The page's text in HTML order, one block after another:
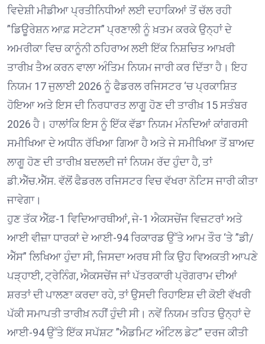
ਵਿਦੇਸ਼ੀ ਮੀਡੀਆ ਪ੍ਰਤੀਨਿਧੀਆਂ ਲਈ ਦਹਾਕਿਆਂ ਤੋਂ ਚੱਲ ਰਹੀ
”ਡਿਊਰੇਸ਼ਨ ਆਫ਼ ਸਟੇਟਸ” ਪ੍ਰਣਾਲੀ ਨੂੰ ਖ਼ਤਮ ਕਰਕੇ ਉਨ੍ਹਾਂ ਦੇ
ਅਮਰੀਕਾ ਵਿਚ ਕਾਨੂੰਨੀ ਠਹਿਰਾਅ ਲਈ ਇੱਕ ਨਿਸ਼ਚਿਤ ਆਖ਼ਰੀ
ਤਾਰੀਖ਼ ਤੈਅ ਕਰਨ ਵਾਲਾ ਅੰਤਿਮ ਨਿਯਮ ਜਾਰੀ ਕਰ ਦਿੱਤਾ ਹੈ। ਇਹ
ਨਿਯਮ 17 ਜੁਲਾਈ 2026 ਨੂੰ ਫੈਡਰਲ ਰਜਿਸਟਰ ‘ਚ ਪ੍ਰਕਾਸ਼ਿਤ
ਹੋਇਆ ਅਤੇ ਇਸ ਦੀ ਨਿਰਧਾਰਤ ਲਾਗੂ ਹੋਣ ਦੀ ਤਾਰੀਖ਼ 15 ਸਤੰਬਰ
2026 ਹੈ। ਹਾਲਾਂਕਿ ਇਸ ਨੂੰ ਇੱਕ ਵੱਡਾ ਨਿਯਮ ਮੰਨਦਿਆਂ ਕਾਂਗਰਸੀ
ਸਮੀਖਿਆ ਦੇ ਅਧੀਨ ਰੱਖਿਆ ਗਿਆ ਹੈ ਅਤੇ ਜੇ ਸਮੀਖਿਆ ਤੋਂ ਬਾਅਦ
ਲਾਗੂ ਹੋਣ ਦੀ ਤਾਰੀਖ਼ ਬਦਲਦੀ ਜਾਂ ਨਿਯਮ ਰੱਦ ਹੁੰਦਾ ਹੈ, ਤਾਂ
ਡੀ.ਐੱਚ.ਐੱਸ. ਵੱਲੋਂ ਫੈਡਰਲ ਰਜਿਸਟਰ ਵਿਚ ਵੱਖਰਾ ਨੋਟਿਸ ਜਾਰੀ ਕੀਤਾ
ਜਾਵੇਗਾ।
ਹੁਣ ਤੱਕ ਐੱਫ਼-1 ਵਿਦਿਆਰਥੀਆਂ, ਜੇ-1 ਐਕਸਚੇਂਜ ਵਿਜ਼ਟਰਾਂ ਅਤੇ
ਆਈ ਵੀਜ਼ਾ ਧਾਰਕਾਂ ਦੇ ਆਈ-94 ਰਿਕਾਰਡ ਉੱਤੇ ਆਮ ਤੌਰ ‘ਤੇ ”ਡੀ/
ਐੱਸ” ਲਿਖਿਆ ਹੁੰਦਾ ਸੀ, ਜਿਸਦਾ ਅਰਥ ਸੀ ਕਿ ਉਹ ਵਿਅਕਤੀ ਆਪਣੇ
ਪੜ੍ਹਾਈ, ਟ੍ਰੇਨਿੰਗ, ਐਕਸਚੇਂਜ ਜਾਂ ਪੱਤਰਕਾਰੀ ਪ੍ਰੋਗਰਾਮ ਦੀਆਂ
ਸ਼ਰਤਾਂ ਦੀ ਪਾਲਣਾ ਕਰਦਾ ਰਹੇ, ਤਾਂ ਉਸਦੀ ਰਿਹਾਇਸ਼ ਦੀ ਕੋਈ ਵੱਖਰੀ
ਪੱਕੀ ਸਮਾਪਤੀ ਤਾਰੀਖ਼ ਨਹੀਂ ਹੁੰਦੀ ਸੀ। ਨਵੇਂ ਨਿਯਮ ਤਹਿਤ ਉਨ੍ਹਾਂ ਦੇ
ਆਈ-94 ਉੱਤੇ ਇੱਕ ਸਪੱਸ਼ਟ ”ਐਡਮਿਟ ਅੰਟਿਲ ਡੇਟ” ਦਰਜ ਕੀਤੀ